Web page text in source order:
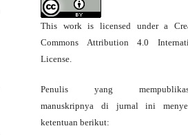
This work is licensed under a
Commons Attribution 4.0
License.
Penulis yang
manuskripnya di jurnal ini
ketentuan berikut: